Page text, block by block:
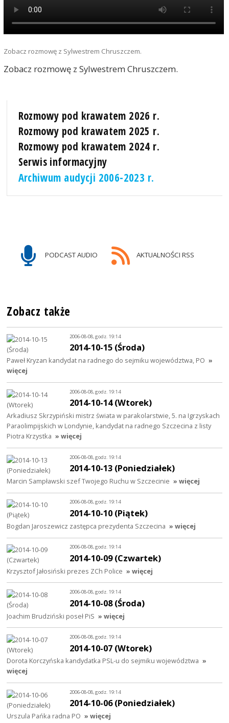
Zobacz rozmowę z Sylwestrem Chruszczem.
Zobacz rozmowę z Sylwestrem Chruszczem.
Rozmowy pod krawatem 2026 r.
Rozmowy pod krawatem 2025 r.
Rozmowy pod krawatem 2024 r.
Serwis informacyjny
Archiwum audycji 2006-2023 r.
PODCAST AUDIO AKTUALNOŚCI RSS
Zobacz także
2006-08-08, godz. 19:14
2014-10-15 (Środa)
Paweł Kryzan kandydat na radnego do sejmiku województwa, PO »
więcej
2006-08-08, godz. 19:14
2014-10-14 (Wtorek)
Arkadiusz Skrzypiński mistrz świata w parakolarstwie, 5. na Igrzyskach
Paraolimpijskich w Londynie, kandydat na radnego Szczecina z listy
Piotra Krzystka » więcej
2006-08-08, godz. 19:14
2014-10-13 (Poniedziałek)
Marcin Sampławski szef Twojego Ruchu w Szczecinie » więcej
2006-08-08, godz. 19:14
2014-10-10 (Piątek)
Bogdan Jaroszewicz zastępca prezydenta Szczecina » więcej
2006-08-08, godz. 19:14
2014-10-09 (Czwartek)
Krzysztof Jałosiński prezes ZCh Police » więcej
2006-08-08, godz. 19:14
2014-10-08 (Środa)
Joachim Brudziński poseł PiS » więcej
2006-08-08, godz. 19:14
2014-10-07 (Wtorek)
Dorota Korczyńska kandydatka PSL-u do sejmiku województwa »
więcej
2006-08-08, godz. 19:14
2014-10-06 (Poniedziałek)
Urszula Pańka radna PO » więcej